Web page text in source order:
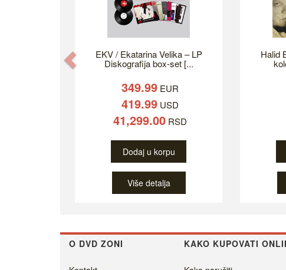
EKV / Ekatarina Velika – LP
Diskografija box-set [...
349.99 EUR
419.99 USD
41,299.00 RSD
Dodaj u korpu
Više detalja
Halid
Previous
O DVD ZONI KAKO KUPOVATI